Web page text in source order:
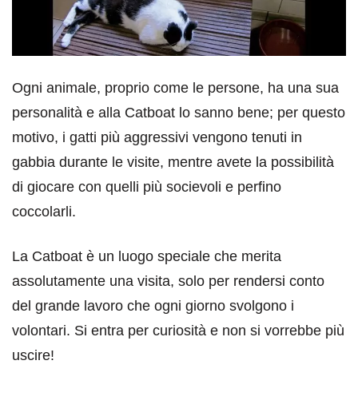
Ogni animale, proprio come le persone, ha una sua
personalità e alla Catboat lo sanno bene; per questo
motivo, i gatti più aggressivi vengono tenuti in
gabbia durante le visite, mentre avete la possibilità
di giocare con quelli più socievoli e perfino
coccolarli.
La Catboat è un luogo speciale che merita
assolutamente una visita, solo per rendersi conto
del grande lavoro che ogni giorno svolgono i
volontari. Si entra per curiosità e non si vorrebbe più
uscire!